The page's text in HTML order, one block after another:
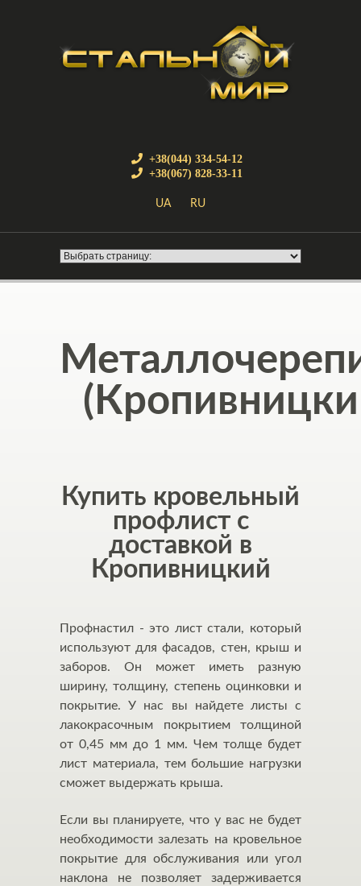
+38(044) 334-54-12
+38(067) 828-33-11
UA RU
Купить кровельный
профлист с
доставкой в
Кропивницкий
Профнастил - это лист стали, который
используют для фасадов, стен, крыш и
заборов. Он может иметь разную
ширину, толщину, степень оцинковки и
покрытие. У нас вы найдете листы с
лакокрасочным покрытием толщиной
от 0,45 мм до 1 мм. Чем толще будет
лист материала, тем большие нагрузки
сможет выдержать крыша.
Если вы планируете, что у вас не будет
необходимости залезать на кровельное
покрытие для обслуживания или угол
наклона не позволяет задерживается